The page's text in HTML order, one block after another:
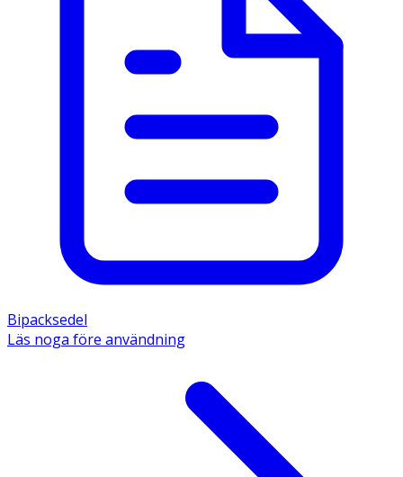
Bipacksedel
Läs noga före användning